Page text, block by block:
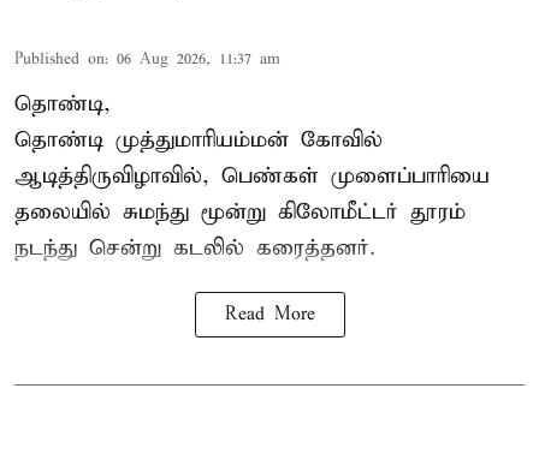
Published on: 06 Aug 2026, 11:37 am
தொண்டி,
தொண்டி முத்துமாரியம்மன் கோவில்
ஆடித்திருவிழாவில், பெண்கள் முளைப்பாரியை
தலையில் சுமந்து மூன்று கிலோமீட்டர் தூரம்
நடந்து சென்று கடலில் கரைத்தனர்.
Read More